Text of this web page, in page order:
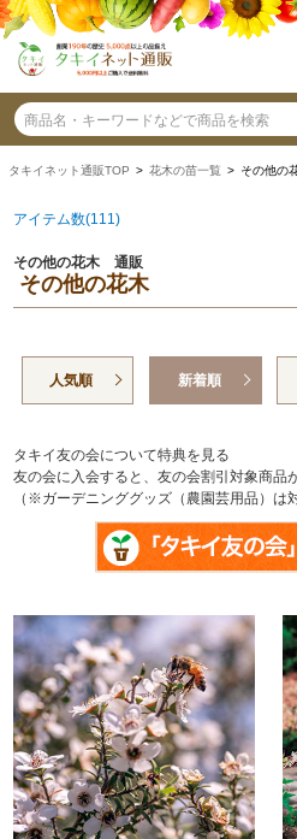
タキイネット通販TOP > 花木の苗一覧 > その他の
アイテム数(111)
その他の花木 通販
その他の花木
人気順 新着順
タキイ友の会について特典を見る
友の会に入会すると、友の会割引対象商品
（※ガーデニンググッズ（農園芸用品）は